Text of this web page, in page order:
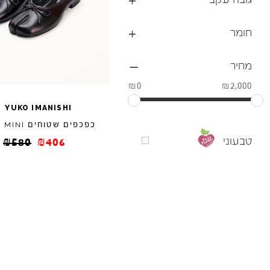
חומר
מחיר
₪0 ₪2,000
טבעוני
YUKO IMANISHI
כפכפים שטוחים
MINI
₪580 ₪406